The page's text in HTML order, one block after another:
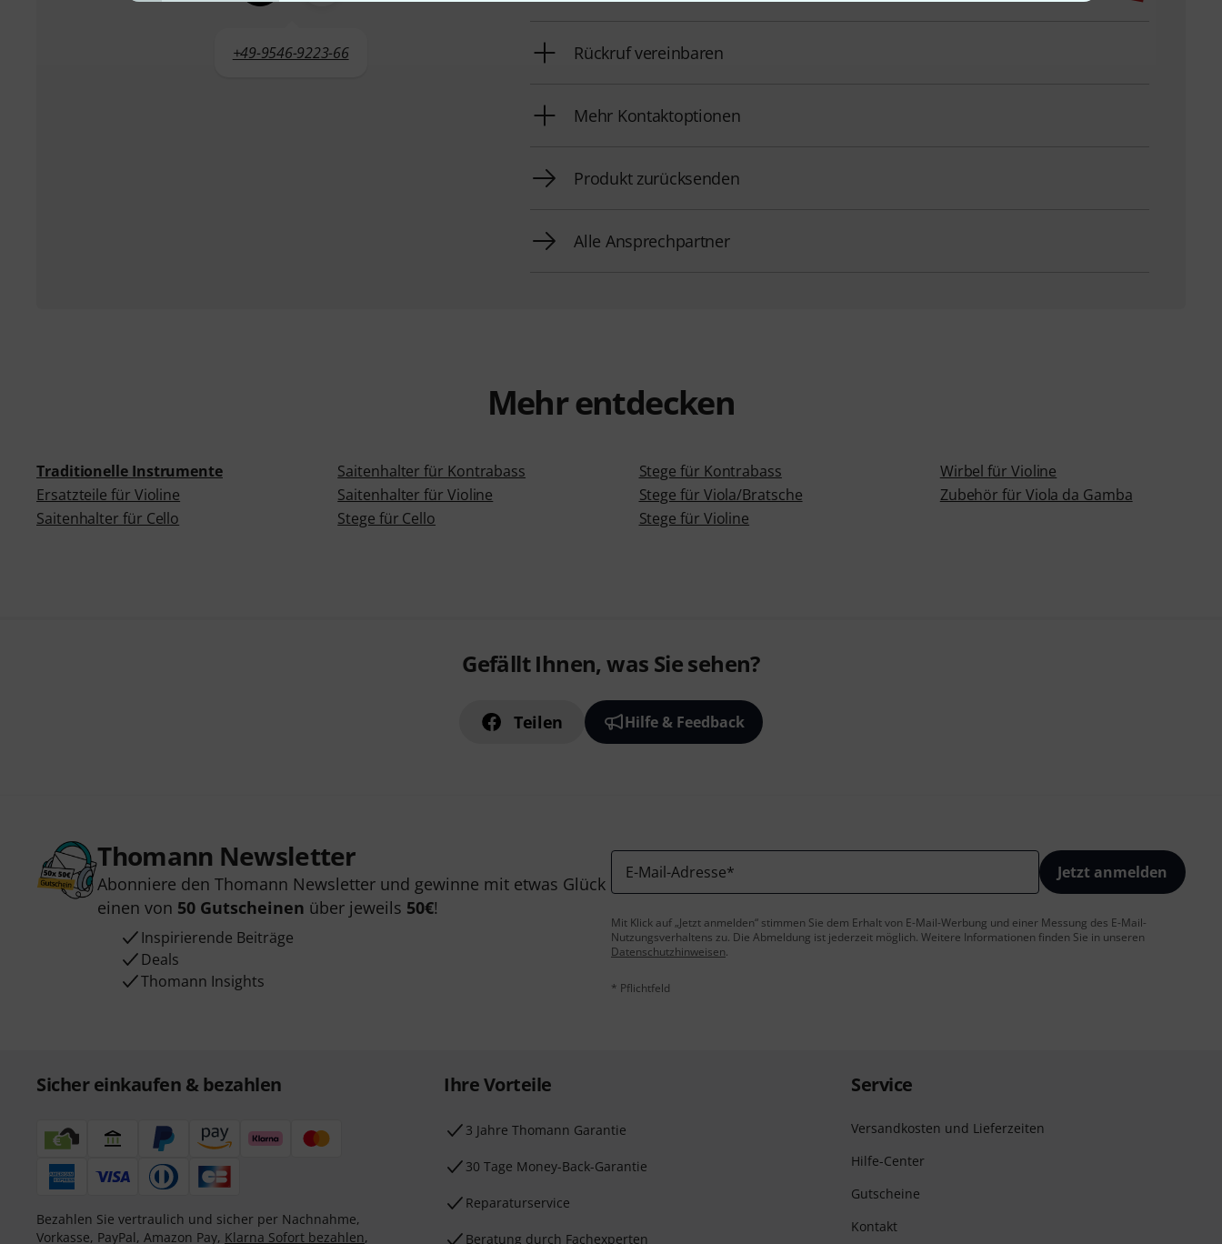
+49-9546-9223-66 Rückruf vereinbaren
Mehr Kontaktoptionen
Produkt zurücksenden
Alle Ansprechpartner
Mehr entdecken
Traditionelle Instrumente
Ersatzteile für Violine
Saitenhalter für Cello
Saitenhalter für Kontrabass
Saitenhalter für Violine
Stege für Cello
Stege für Kontrabass
Stege für Viola/Bratsche
Stege für Violine
Wirbel für Violine
Zubehör für Viola da Gamba
Gefällt Ihnen, was Sie sehen?
Teilen Hilfe & Feedback
Thomann Newsletter
Abonniere den Thomann Newsletter und gewinne mit etwas Glück
einen von 50 Gutscheinen über jeweils 50€!
Inspirierende Beiträge
Deals
Thomann Insights
E-Mail-Adresse* Jetzt anmelden
Mit Klick auf „Jetzt anmelden“ stimmen Sie dem Erhalt von E-Mail-Werbung und einer Messung des E-Mail-
Nutzungsverhaltens zu. Die Abmeldung ist jederzeit möglich. Weitere Informationen finden Sie in unseren
Datenschutzhinweisen.
* Pflichtfeld
Sicher einkaufen & bezahlen
Bezahlen Sie vertraulich und sicher per Nachnahme,
Vorkasse, PayPal, Amazon Pay, Klarna Sofort bezahlen,
Ihre Vorteile
3 Jahre Thomann Garantie
30 Tage Money-Back-Garantie
Reparaturservice
Beratung durch Fachexperten
Service
Versandkosten und Lieferzeiten
Hilfe-Center
Gutscheine
Kontakt